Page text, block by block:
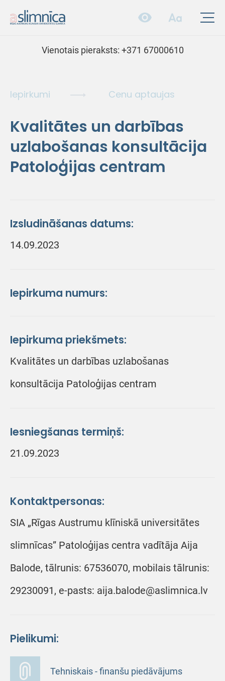
Vienotais pieraksts: +371 67000610
Iepirkumi Cenu aptaujas
Kvalitātes un darbības
uzlabošanas konsultācija
Patoloģijas centram
Izsludināšanas datums:
14.09.2023
Iepirkuma numurs:
Iepirkuma priekšmets:
Kvalitātes un darbības uzlabošanas
konsultācija Patoloģijas centram
Iesniegšanas termiņš:
21.09.2023
Kontaktpersonas:
SIA „Rīgas Austrumu klīniskā universitātes
slimnīcas” Patoloģijas centra vadītāja Aija
Balode, tālrunis: 67536070, mobilais tālrunis:
29230091, e-pasts: aija.balode@aslimnica.lv
Pielikumi:
Tehniskais - finanšu piedāvājums